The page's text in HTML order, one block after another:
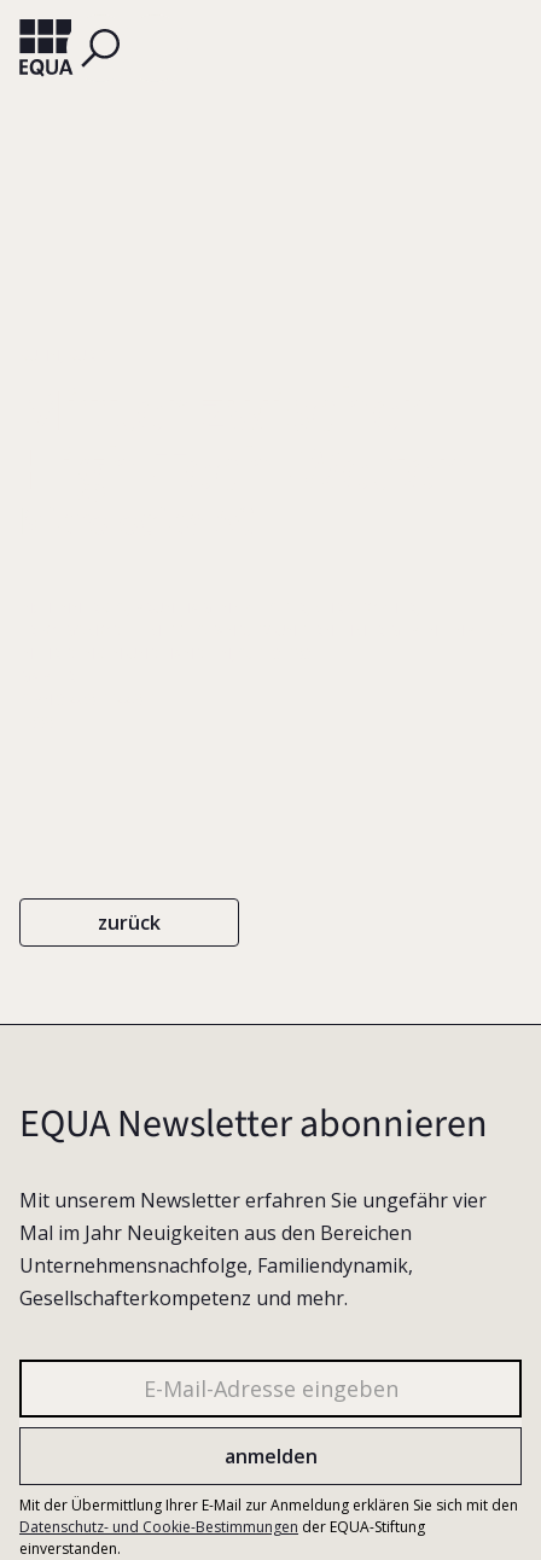
zurück
EQUA Newsletter abonnieren
Mit unserem Newsletter erfahren Sie ungefähr vier
Mal im Jahr Neuigkeiten aus den Bereichen
Unternehmensnachfolge, Familiendynamik,
Gesellschafterkompetenz und mehr.
Mit der Übermittlung Ihrer E-Mail zur Anmeldung erklären Sie sich mit den
Datenschutz- und Cookie-Bestimmungen der EQUA-Stiftung
einverstanden.